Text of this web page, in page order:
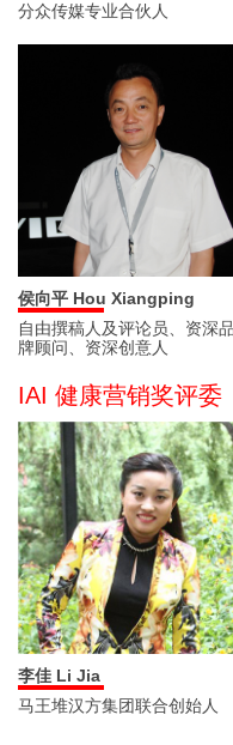
分众传媒专业合伙人
侯向平 Hou Xiangping
自由撰稿人及评论员、资深品
牌顾问、资深创意人
IAI 健康营销奖评委
李佳 Li Jia
马王堆汉方集团联合创始人